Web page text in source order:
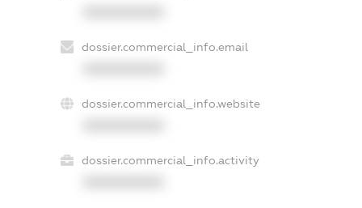
dossier.commercial_info.email
dossier.commercial_info.website
dossier.commercial_info.activity